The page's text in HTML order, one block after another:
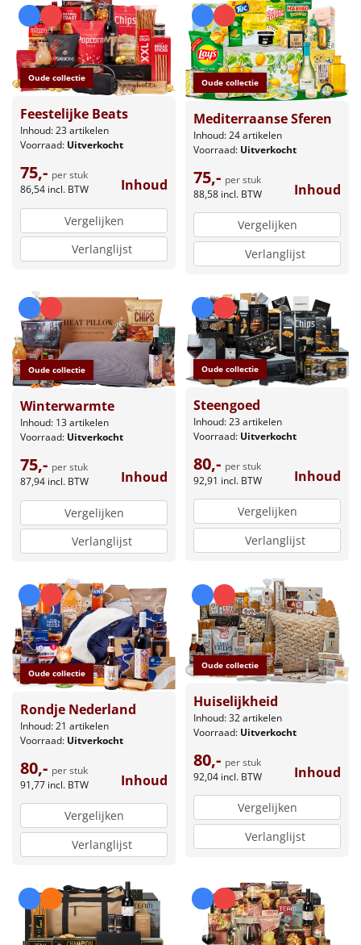
Oude collectie
Feestelijke Beats
Inhoud: 23 artikelen
Voorraad: Uitverkocht
75,- per stuk
86,54 incl. BTW Inhoud
Vergelijken
Verlanglijst
Oude collectie
Mediterraanse Sferen
Inhoud: 24 artikelen
Voorraad: Uitverkocht
75,- per stuk
88,58 incl. BTW Inhoud
Vergelijken
Verlanglijst
Oude collectie
Winterwarmte
Inhoud: 13 artikelen
Voorraad: Uitverkocht
75,- per stuk
87,94 incl. BTW Inhoud
Vergelijken
Verlanglijst
Oude collectie
Steengoed
Inhoud: 23 artikelen
Voorraad: Uitverkocht
80,- per stuk
92,91 incl. BTW Inhoud
Vergelijken
Verlanglijst
Oude collectie
Rondje Nederland
Inhoud: 21 artikelen
Voorraad: Uitverkocht
80,- per stuk
91,77 incl. BTW Inhoud
Vergelijken
Verlanglijst
Oude collectie
Huiselijkheid
Inhoud: 32 artikelen
Voorraad: Uitverkocht
80,- per stuk
92,04 incl. BTW Inhoud
Vergelijken
Verlanglijst